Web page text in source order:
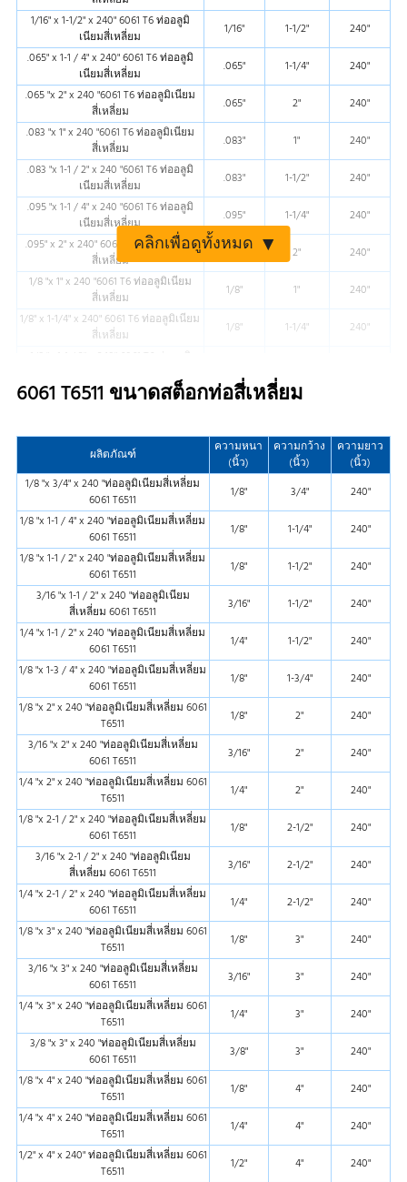
1/16" x 1-1/2" x 240" 6061 T6 ท่ออลูมิ
เนียมสี่เหลี่ยม
1/16" 1-1/2"
240"
.065" x 1-1 / 4" x 240" 6061 T6 ท่ออลูมิ
เนียมสี่เหลี่ยม
.065" 1-1/4"
240"
.065 "x 2" x 240 "6061 T6 ท่ออลูมิเนียม
สี่เหลี่ยม
.065" 2"
240"
.083 "x 1" x 240 "6061 T6 ท่ออลูมิเนียม
สี่เหลี่ยม
.083" 1"
240"
.083 "x 1-1 / 2" x 240 "6061 T6 ท่ออลูมิ
เนียมสี่เหลี่ยม
.083" 1-1/2"
240"
.095 "x 1-1 / 4" x 240 "6061 T6 ท่ออลูมิ
เนียมสี่เหลี่ยม
.095" 1-1/4"
240"
.095" x 2" x 240" 6061 T6 ท่ออลูมิเนียม
สี่เหลี่ยม
.095" 2"
240"
1/8 "x 1" x 240 "6061 T6 ท่ออลูมิเนียม
สี่เหลี่ยม
1/8" 1"
240"
1/8" x 1-1/4" x 240" 6061 T6 ท่ออลูมิเนียม
สี่เหลี่ยม
1/8" 1-1/4"
240"
1/8" x 1-3/4" x 240" 6061 T6 ท่ออลูมิเนียม
1/8" 1-3/4"
เนียม
1/8" 2"
240"
สี่เหลี่ยม
1/8" 2-1/2"
240"
1/8" x 3" x 240" 6061 T6 ท่ออลูมิเนียม
สี่เหลี่ยม
1/8" 3"
240"
1/8" x 4" x 240" 6061 T6 ท่ออลูมิเนียม
สี่เหลี่ยม
1/8" 4"
240"
1/8" x 5" x 240" 6061 T6 ท่ออลูมิเนียม
สี่เหลี่ยม
1/8" 5"
240"
1/8 "x 6" x 240 " 6061 T6 ท่ออลูมิเนียม
สี่เหลี่ยม
1/8" 6"
240"
1/8 "x 8" x 240 "6061 T6 ท่ออลูมิเนียม
สี่เหลี่ยม
1/8" 8"
240"
3/16" x 1-1/2" x 240" 6061 T6 ท่ออลูมิ
เนียมสี่เหลี่ยม
3/16" 1-1/2"
240"
3/16 "x 2" x 240" 6061 T6 ท่ออลูมิเนียม
สี่เหลี่ยม
3/16" 2"
240"
3/16" x 2-1/2" x 240" 6061 T6 ท่ออลูมิ
เนียมสี่เหลี่ยม
3/16" 2-1/2"
240"
3/16" x 3" x 240" 6061 T6 ท่ออลูมิเนียม
สี่เหลี่ยม
3/16" 3"
240"
3/16" x 4" x 240" 6061 T6 ท่ออลูมิเนียม
สี่เหลี่ยม
3/16" 4"
240"
3/16 "x 5" x 240 "6061 T6 ท่ออลูมิเนียม
สี่เหลี่ยม
3/16" 5"
240"
3/16" x 6" x 240" 6061 T6 ท่ออลูมิเนียม
สี่เหลี่ยม
3/16" 6"
240"
3/16" x 8" x 240" 6061 T6 ท่ออลูมิเนียม
สี่เหลี่ยม
3/16" 8"
240"
3/16" x 10" x 240" 6061 T6 ท่ออลูมิเนียม
สี่เหลี่ยม
3/16" 10"
240"
1/4" x 1-1/2" x 240" 6061 T6 ท่ออลูมิเนียม
สี่เหลี่ยม
1/4" 1-1/2"
240"
1/4 "x 2" x 240 "6061 T6 ท่ออลูมิเนียม
สี่เหลี่ยม
1/4" 2"
240"
1/4" x 2-1/2" x 240" 6061 T6 ท่ออลูมิเนียม
สี่เหลี่ยม
1/4" 2-1/2"
240"
1/4" x 3" x 240" 6061 T6 ท่ออลูมิเนียม
สี่เหลี่ยม
1/4" 3"
240"
1/4 "x 4" x 240 "6061 T6 ท่ออลูมิเนียม
คลิกเพื่อดูทั้งหมด
6061 T6511 ขนาดสต็อกท่อสี่เหลี่ยม
ผลิตภัณฑ์
ความหนา
(นิ้ว)
ความกว้าง
(นิ้ว)
ความยาว
(นิ้ว)
1/8 "x 3/4" x 240 "ท่ออลูมิเนียมสี่เหลี่ยม
6061 T6511
1/8" 3/4"
240"
1/8 "x 1-1 / 4" x 240 "ท่ออลูมิเนียมสี่เหลี่ยม
6061 T6511
1/8" 1-1/4"
240"
1/8 "x 1-1 / 2" x 240 "ท่ออลูมิเนียมสี่เหลี่ยม
6061 T6511
1/8" 1-1/2"
240"
3/16 "x 1-1 / 2" x 240 "ท่ออลูมิเนียม
สี่เหลี่ยม 6061 T6511
3/16" 1-1/2"
240"
1/4 "x 1-1 / 2" x 240 "ท่ออลูมิเนียมสี่เหลี่ยม
6061 T6511
1/4" 1-1/2"
240"
1/8 "x 1-3 / 4" x 240 "ท่ออลูมิเนียมสี่เหลี่ยม
6061 T6511
1/8" 1-3/4"
240"
1/8 "x 2" x 240 "ท่ออลูมิเนียมสี่เหลี่ยม 6061
T6511
1/8" 2"
240"
3/16 "x 2" x 240 "ท่ออลูมิเนียมสี่เหลี่ยม
6061 T6511
3/16" 2"
240"
1/4 "x 2" x 240 "ท่ออลูมิเนียมสี่เหลี่ยม 6061
T6511
1/4" 2"
240"
1/8 "x 2-1 / 2" x 240 "ท่ออลูมิเนียมสี่เหลี่ยม
6061 T6511
1/8" 2-1/2"
240"
3/16 "x 2-1 / 2" x 240 "ท่ออลูมิเนียม
สี่เหลี่ยม 6061 T6511
3/16" 2-1/2"
240"
1/4 "x 2-1 / 2" x 240 "ท่ออลูมิเนียมสี่เหลี่ยม
6061 T6511
1/4" 2-1/2"
240"
1/8 "x 3" x 240 "ท่ออลูมิเนียมสี่เหลี่ยม 6061
T6511
1/8" 3"
240"
3/16 "x 3" x 240 "ท่ออลูมิเนียมสี่เหลี่ยม
6061 T6511
3/16" 3"
240"
1/4 "x 3" x 240 "ท่ออลูมิเนียมสี่เหลี่ยม 6061
T6511
1/4" 3"
240"
3/8 "x 3" x 240 "ท่ออลูมิเนียมสี่เหลี่ยม
6061 T6511
3/8" 3"
240"
1/8 "x 4" x 240 "ท่ออลูมิเนียมสี่เหลี่ยม 6061
T6511
1/8" 4"
240"
1/4 "x 4" x 240 "ท่ออลูมิเนียมสี่เหลี่ยม 6061
T6511
1/4" 4"
240"
1/2" x 4" x 240" ท่ออลูมิเนียมสี่เหลี่ยม 6061
T6511
1/2" 4"
240"